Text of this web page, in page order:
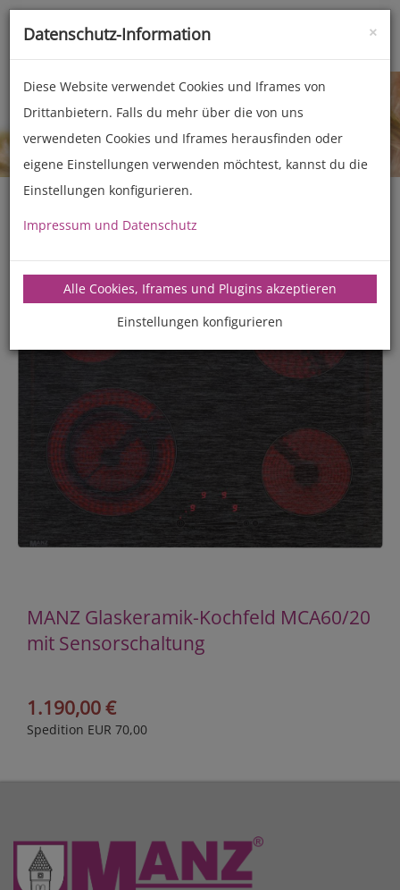
Toggle
MANZ Glaskeramik-Kochfeld MCA60/20
mit Sensorschaltung
1.190,00 €
Spedition EUR 70,00
×
Datenschutz-Information
Diese Website verwendet Cookies und Iframes von
Drittanbietern. Falls du mehr über die von uns
verwendeten Cookies und Iframes herausfinden oder
eigene Einstellungen verwenden möchtest, kannst du die
Einstellungen konfigurieren.
Impressum und Datenschutz
Alle Cookies, Iframes und Plugins akzeptieren
Einstellungen konfigurieren